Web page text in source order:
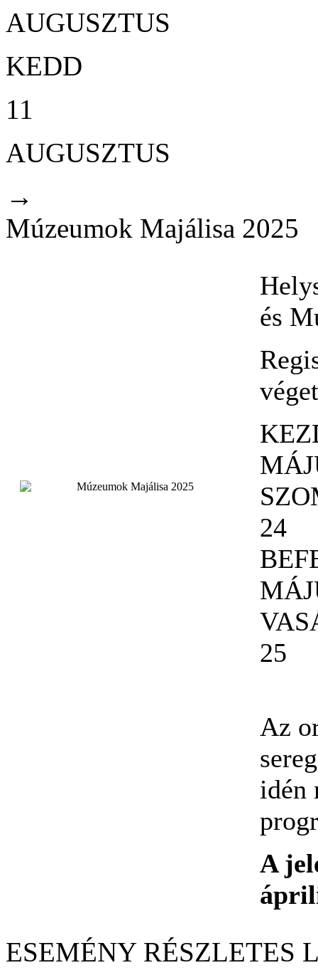
AUGUSZTUS
KEDD
11
AUGUSZTUS
→
Múzeumok Majálisa 2025
és
24
25
Az
idén
A
ESEMÉNY RÉSZLETES